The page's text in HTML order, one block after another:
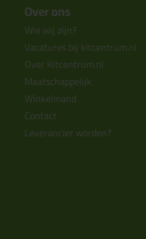
Over ons
Wie wij zijn?
Vacatures bij kitcentrum.nl
Over Kitcentrum.nl
Maatschappelijk
Winkelmand
Contact
Leverancier worden?